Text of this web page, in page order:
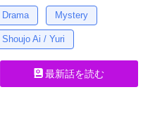
Drama Mystery
Shoujo Ai / Yuri
最新話を読む